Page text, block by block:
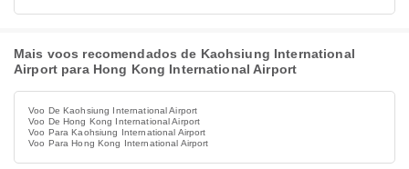
Mais voos recomendados de Kaohsiung International
Airport para Hong Kong International Airport
Voo De Kaohsiung International Airport
Voo De Hong Kong International Airport
Voo Para Kaohsiung International Airport
Voo Para Hong Kong International Airport